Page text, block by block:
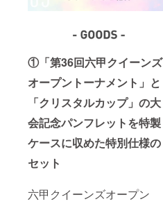
①「第36回六甲クイーンズ
オープントーナメント」と
「クリスタルカップ」の大
会記念パンフレットを特製
ケースに収めた特別仕様の
セット
六甲クイーンズオープン